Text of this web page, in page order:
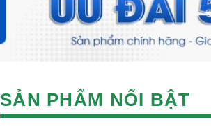
SẢN PHẨM NỔI BẬT